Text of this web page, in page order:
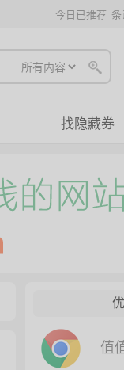
今日已推荐
找隐藏券
值